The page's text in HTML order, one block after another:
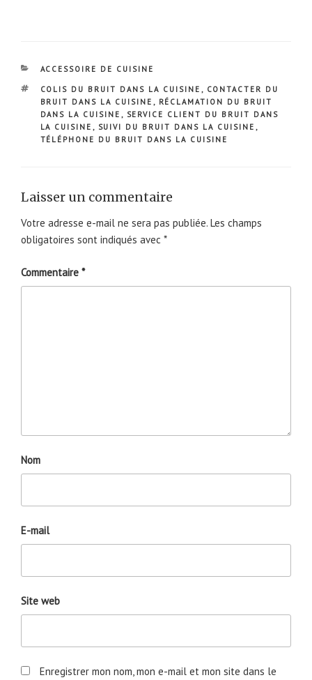
CATÉGORIES
ACCESSOIRE DE CUISINE
ÉTIQUETTES
COLIS DU BRUIT DANS LA CUISINE , CONTACTER DU
BRUIT DANS LA CUISINE , RÉCLAMATION DU BRUIT
DANS LA CUISINE , SERVICE CLIENT DU BRUIT DANS
LA CUISINE , SUIVI DU BRUIT DANS LA CUISINE ,
TÉLÉPHONE DU BRUIT DANS LA CUISINE
Laisser un commentaire
Votre adresse e-mail ne sera pas publiée. Les champs
obligatoires sont indiqués avec *
Commentaire *
Nom
E-mail
Site web
Enregistrer mon nom, mon e-mail et mon site dans le